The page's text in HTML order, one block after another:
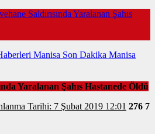
Saldırısında Yaralanan Şahıs
Manisa Son Dakika Manisa
Yaralanan Şahıs Hastanede Öldü
Tarihi: 7 Şubat 2019 12:01 276 7